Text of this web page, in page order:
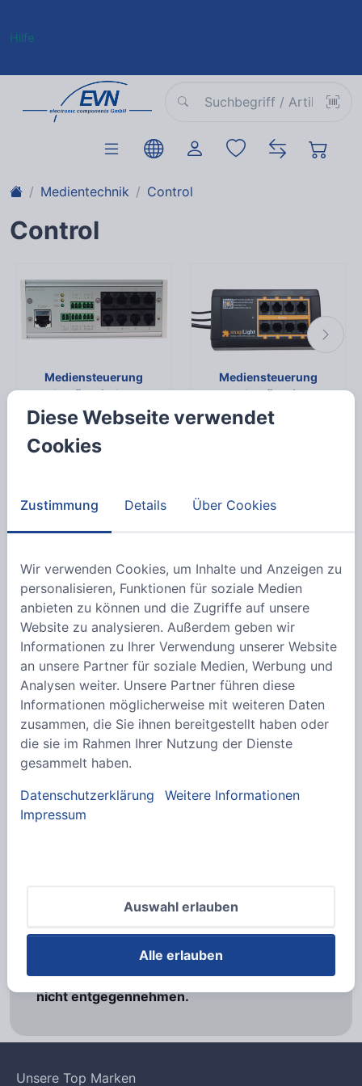
Hilfe
Medientechnik Control
Control
Mediensteuerung
konfigurierbar
Mediensteuerung
vorkonfiguriert
10 Varianten
2Varianten
SNAPCONTROL01.02
Varianten anzeigen
Mediensteuerung seriell 8xTaster
Angebot ausschließlich an Unternehmen und
Gewerbetreibende richtet.
Bestellungen von Privatpersonen können wir
nicht entgegennehmen.
Unsere Top Marken
Diese Webseite verwendet
Cookies
Zustimmung Details Über Cookies
Wir verwenden Cookies, um Inhalte und Anzeigen zu
personalisieren, Funktionen für soziale Medien
anbieten zu können und die Zugriffe auf unsere
Website zu analysieren. Außerdem geben wir
Informationen zu Ihrer Verwendung unserer Website
an unsere Partner für soziale Medien, Werbung und
Analysen weiter. Unsere Partner führen diese
Informationen möglicherweise mit weiteren Daten
zusammen, die Sie ihnen bereitgestellt haben oder
die sie im Rahmen Ihrer Nutzung der Dienste
gesammelt haben.
Datenschutzerklärung
Weitere Informationen
Impressum
Auswahl erlauben
Alle erlauben